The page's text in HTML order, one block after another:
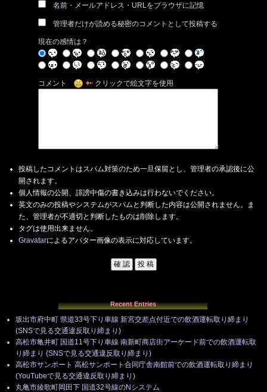
名前・メールアドレス・URLをブラウザに記憶
管理者だけが読める秘密のコメントとして投稿する
現在の感情は？
コメント クリックで絵文字を使用
投稿したコメントはスパム対策のため一旦保留とし、管理者の承認後に公
開されます。
個人情報の公開、誹謗中傷の書き込みは行わないでください。
英文のみの投稿やシステムがスパムと判断した内容は公開されません。ま
た、管理者が不適切と判断したものは削除します。
タグは使用出来ません。
Gravatarによるアバター画像の表示に対応しています。
Recent Entries
坂出市府中町 県道33号下り車線 新宮交差点付近での飲酒運転取り締まり
(SNSで見る交通違反取り締まり)
高松市亀井町 国道11号下り車線 南新町商店街アーケード前での飲酒運転取
り締まり (SNSで見る交通違反取り締まり)
高松市サンポート 高松サンポート合同庁舎南館前での飲酒運転取り締まり
(YouTubeで見る交通違反取り締まり)
丸亀市綾歌町岡田下 国道32号線のNシステム